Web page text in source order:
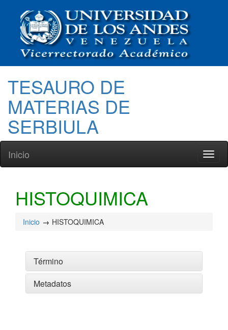
TESAURO DE
MATERIAS DE
SERBIULA
Inicio
HISTOQUIMICA
Inicio HISTOQUIMICA
Término
Metadatos